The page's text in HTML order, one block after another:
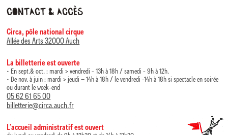
Contact & accès
Circa, pôle national cirque
Allée des Arts 32000 Auch
La billetterie est ouverte
• En sept.& oct. : mardi > vendredi - 13h à 18h / samedi - 9h à 12h.
• De nov. à juin : mardi > jeudi – 14h à 18h / le vendredi -14h à 18h si spectacle en soirée
ou durant le week-end
05 62 61 65 00
billetterie@circa.auch.fr
L’accueil administratif est ouvert